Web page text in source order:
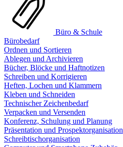
Büro & Schule
Bürobedarf
Ordnen und Sortieren
Ablegen und Archivieren
Bücher, Blöcke und Haftnotizen
Schreiben und Korrigieren
Heften, Lochen und Klammern
Kleben und Schneiden
Technischer Zeichenbedarf
Verpacken und Versenden
Konferenz, Schulung und Planung
Präsentation und Prospektorganisation
Schreibtischorganisation